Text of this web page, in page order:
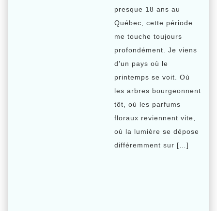
presque 18 ans au
Québec, cette période
me touche toujours
profondément. Je viens
d’un pays où le
printemps se voit. Où
les arbres bourgeonnent
tôt, où les parfums
floraux reviennent vite,
où la lumière se dépose
différemment sur […]